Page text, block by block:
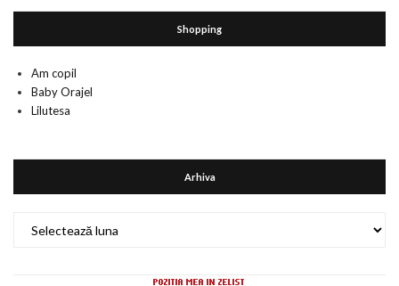
Shopping
Am copil
Baby Orajel
Lilutesa
Arhiva